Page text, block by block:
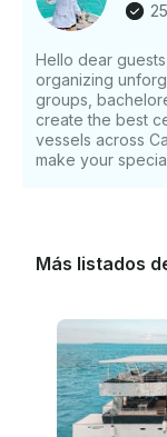
barco. Baños - limpios disponibles durante el viaje -
de baño y toalla
efectivo para
capitán se
navegación
las vistas. Ya
ritmo es
isla a tu propio
Hello dear
organizing
groups,
create the best
vessels across
make your
Más listados